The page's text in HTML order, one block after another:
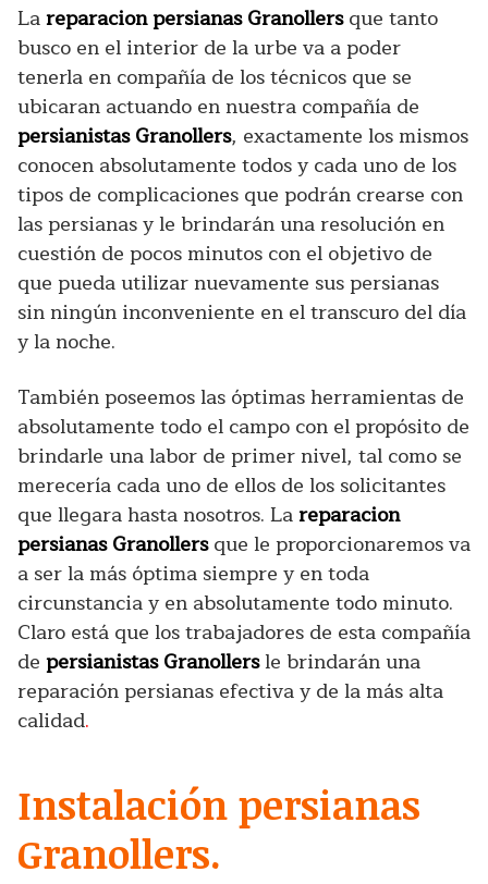
Lareparacion persianas Granollersque tanto
busco en el interior de la urbe va a poder
tenerla en compañía de los técnicos que se
ubicaran actuando en nuestra compañía de
persianistas Granollers, exactamente los mismos
conocen absolutamente todos y cada uno de los
tipos de complicaciones que podrán crearse con
las persianas y le brindarán una resolución en
cuestión de pocos minutos con el objetivo de
que pueda utilizar nuevamente sus persianas
sin ningún inconveniente en el transcuro del día
y la noche.
También poseemos las óptimas herramientas de
absolutamente todo el campo con el propósito de
brindarle una labor de primer nivel, tal como se
merecería cada uno de ellos de los solicitantes
que llegara hasta nosotros. Lareparacion
persianas Granollersque le proporcionaremos va
a ser la más óptima siempre y en toda
circunstancia y en absolutamente todo minuto.
Claro está que los trabajadores de esta compañía
de persianistas Granollersle brindarán una
reparación persianas efectiva y de la más alta
calidad.
Instalación persianas
Granollers.